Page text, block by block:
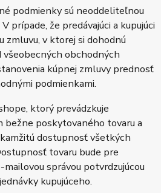
podmienky sú neoddeliteľnou
prípade, že predávajúci a kupujúci
zmluvu, v ktorej si dohodnú
obchodných
kúpnej zmluvy prednosť
podmienkami.
ktorý prevádzkuje
bežne poskytovaného tovaru a
dostupnosť všetkých
tovaru bude pre
správou potvrdzujúcou
kupujúceho.